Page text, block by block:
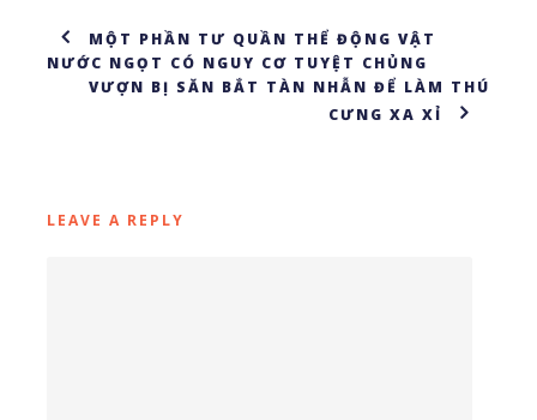
MỘT PHẦN TƯ QUẦN THỂ ĐỘNG VẬT
NƯỚC NGỌT CÓ NGUY CƠ TUYỆT CHỦNG
VƯỢN BỊ SĂN BẮT TÀN NHẪN ĐỂ LÀM THÚ
CƯNG XA XỈ
LEAVE A REPLY